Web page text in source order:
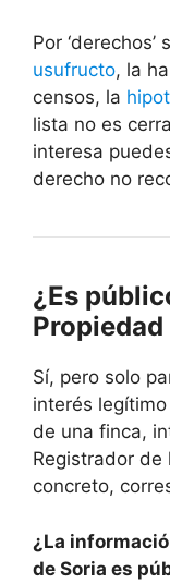
Por
usufructo, la
censos, la
lista no es
interesa
derecho no
¿Es
Sí, pero solo
interés
de una finca,
Registrador de
concreto,
¿La
de Soria es